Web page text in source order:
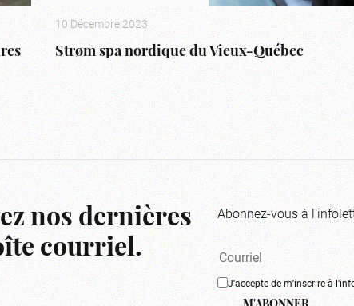
10 Décembre 2023
Strøm spa nordique du Vieux-Québec
nos dernières
courriel.
Abonnez-vous à
J'accepte de m'inscrire à